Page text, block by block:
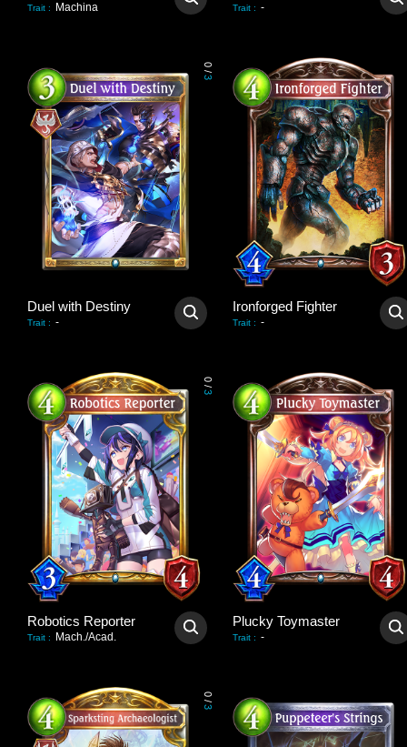
Trait : Machina Trait : -
0
/
3
Duel with Destiny
Trait : -
Ironforged Fighter
Trait : -
0
/
3
Robotics Reporter
Trait : Mach./Acad.
Plucky Toymaster
Trait : -
0
/
3